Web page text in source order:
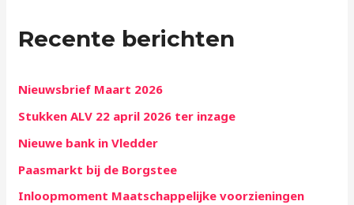
n
Recente berichten
Nieuwsbrief Maart 2026
Stukken ALV 22 april 2026 ter inzage
Nieuwe bank in Vledder
Paasmarkt bij de Borgstee
Inloopmoment Maatschappelijke voorzieningen